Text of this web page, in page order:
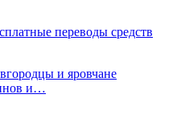
переводы средств
и яровчане
и…